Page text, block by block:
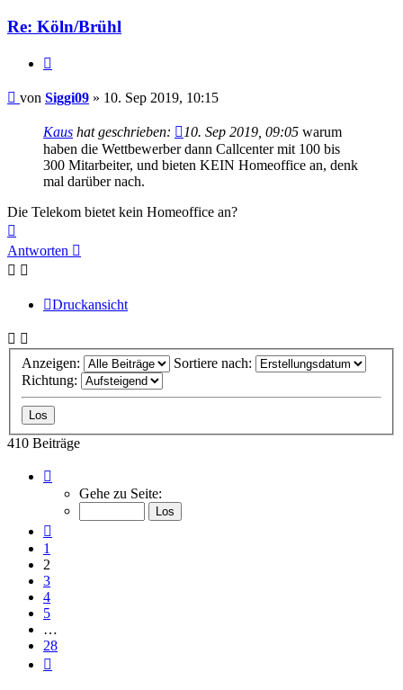
Re: Köln/Brühl
Beitrag
von Siggi09 » 10. Sep 2019, 10:15
Kaus hat geschrieben: 10. Sep 2019, 09:05 warum
haben die Wettbewerber dann Callcenter mit 100 bis
300 Mitarbeiter, und bieten KEIN Homeoffice an, denk
mal darüber nach.
Die Telekom bietet kein Homeoffice an?
oben
Antworten
Druckansicht
Anzeigen:
Sortiere nach:
Richtung:
410 Beiträge
von
Gehe zu Seite:
1
2
3
4
5
…
28